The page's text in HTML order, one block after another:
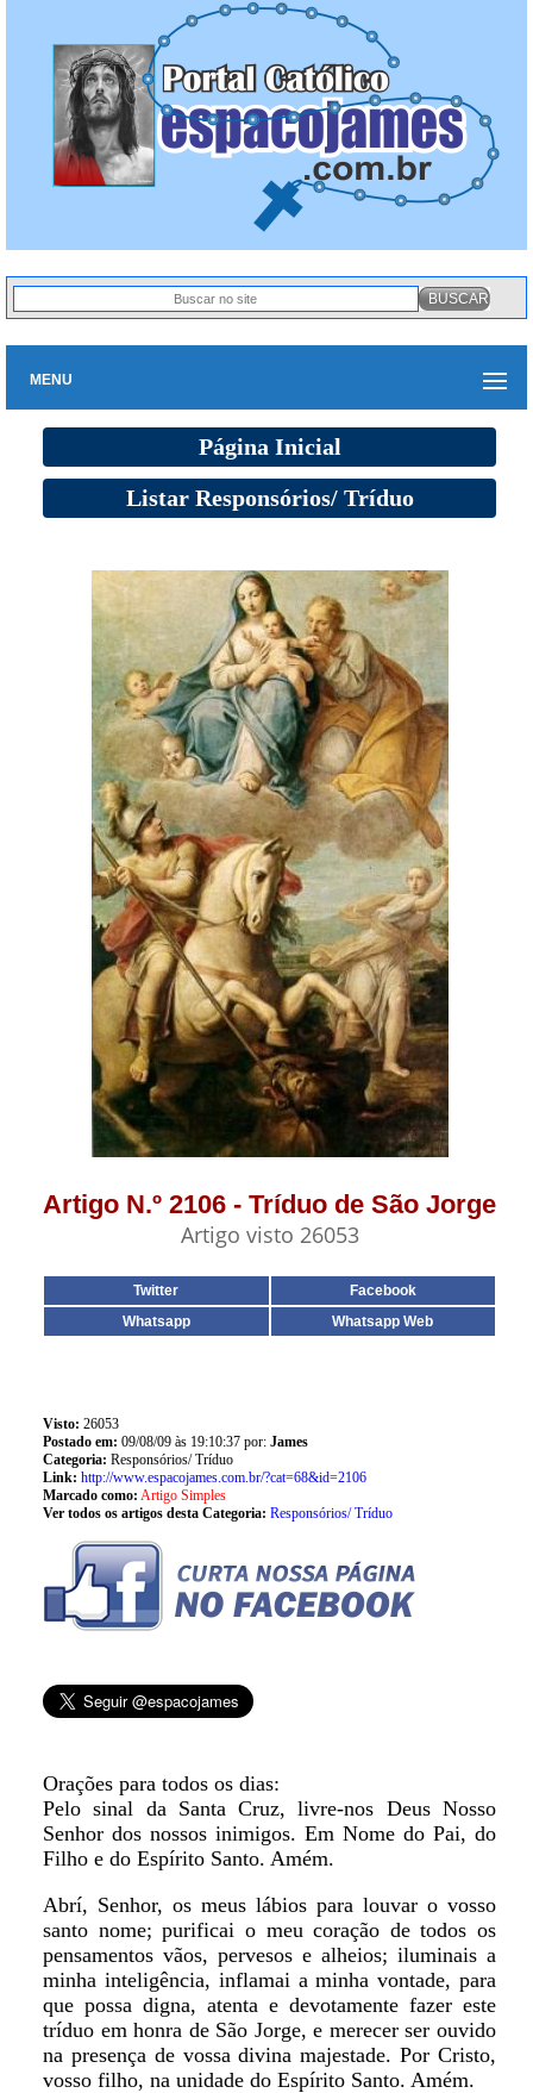
MENU
Página Inicial
Listar Responsórios/ Tríduo
Artigo N.º 2106 - Tríduo de São Jorge
Artigo visto 26053
Twitter
Facebook
Whatsapp
Whatsapp Web
Visto: 26053
Postado em: 09/08/09 às 19:10:37 por: James
Categoria: Responsórios/ Tríduo
Link: http://www.espacojames.com.br/?cat=68&id=2106
Marcado como: Artigo Simples
Ver todos os artigos desta Categoria: Responsórios/ Tríduo
Orações para todos os dias:
Pelo sinal da Santa Cruz, livre-nos Deus Nosso
Senhor dos nossos inimigos. Em Nome do Pai, do
Filho e do Espírito Santo. Amém.
Abrí, Senhor, os meus lábios para louvar o vosso
santo nome; purificai o meu coração de todos os
pensamentos vãos, pervesos e alheios; iluminais a
minha inteligência, inflamai a minha vontade, para
que possa digna, atenta e devotamente fazer este
tríduo em honra de São Jorge, e merecer ser ouvido
na presença de vossa divina majestade. Por Cristo,
vosso filho, na unidade do Espírito Santo. Amém.